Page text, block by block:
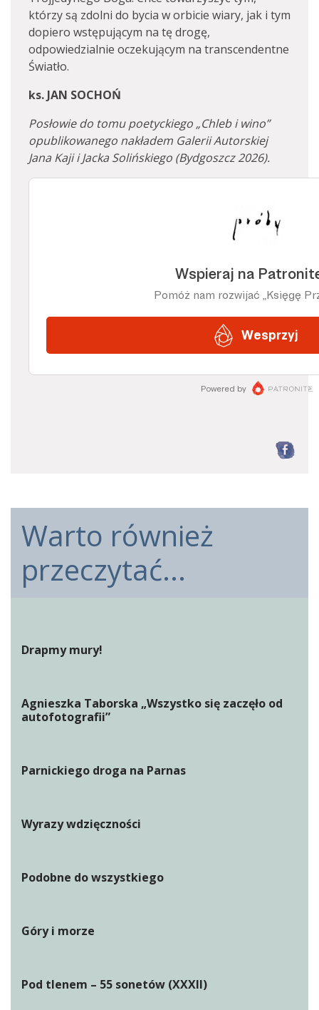
którzy są zdolni do bycia w orbicie wiary, jak i tym
dopiero wstępującym na tę drogę,
odpowiedzialnie oczekującym na transcendentne
Światło.
ks. JAN SOCHOŃ
Posłowie do tomu poetyckiego „Chleb i wino”
opublikowanego nakładem Galerii Autorskiej
Jana Kaji i Jacka Solińskiego (Bydgoszcz 2026).
Warto również
przeczytać...
Drapmy mury!
Agnieszka Taborska „Wszystko się zaczęło od
autofotografii”
Parnickiego droga na Parnas
Wyrazy wdzięczności
Podobne do wszystkiego
Góry i morze
Pod tlenem – 55 sonetów (XXXII)